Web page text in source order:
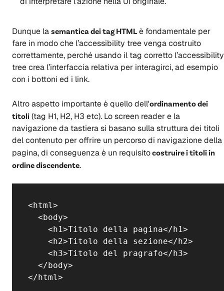
Dunque la semantica dei tag HTMLè fondamentale per
fare in modo che l’accessibility tree venga costruito
correttamente, perché usando il tag corretto l’accessibility
tree crea l’interfaccia relativa per interagirci, ad esempio
con i bottoni ed i link.
Altro aspetto importante è quello dell'ordinamento dei
titoli (tag H1, H2, H3 etc). Lo screen reader e la
navigazione da tastiera si basano sulla struttura dei titoli
del contenuto per offrire un percorso di navigazione della
pagina, di conseguenza è un requisitocostruire i titoli in
ordine discendente.
<html>
  <body>
    <h1>Titolo della pagina</h1>
    <h2>Titolo della sezione</h2>
    <h3>Titolo del pragrafo</h3>
  </body>
</html>